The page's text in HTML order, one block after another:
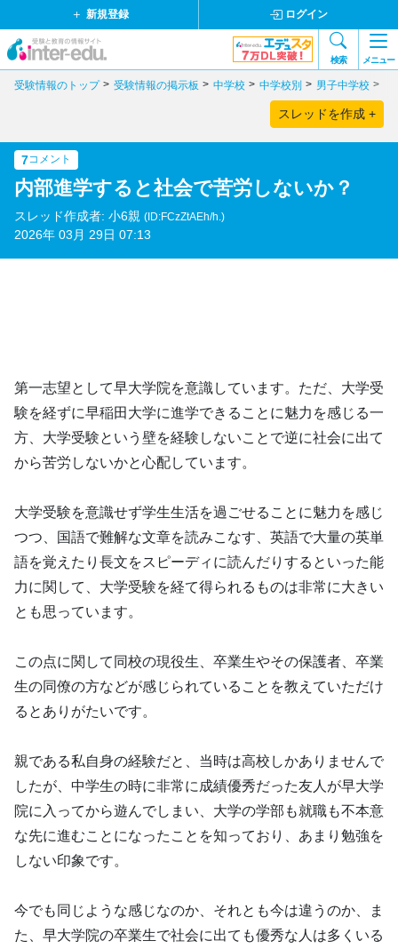
新規登録 ログイン
検索 メニュー
受験情報のトップ 受験情報の掲示板 中学校 中学校別 男子中学校
スレッドを作成 +
7コメント
内部進学すると社会で苦労しないか？
スレッド作成者: 小6親 (ID:FCzZtAEh/h.)
2026年 03月 29日 07:13
第一志望として早大学院を意識しています。ただ、大学受
験を経ずに早稲田大学に進学できることに魅力を感じる一
方、大学受験という壁を経験しないことで逆に社会に出て
から苦労しないかと心配しています。
大学受験を意識せず学生生活を過ごせることに魅力を感じ
つつ、国語で難解な文章を読みこなす、英語で大量の英単
語を覚えたり長文をスピーディに読んだりするといった能
力に関して、大学受験を経て得られるものは非常に大きい
とも思っています。
この点に関して同校の現役生、卒業生やその保護者、卒業
生の同僚の方などが感じられていることを教えていただけ
るとありがたいです。
親である私自身の経験だと、当時は高校しかありませんで
したが、中学生の時に非常に成績優秀だった友人が早大学
院に入ってから遊んでしまい、大学の学部も就職も不本意
な先に進むことになったことを知っており、あまり勉強を
しない印象です。
今でも同じような感じなのか、それとも今は違うのか、ま
た、早大学院の卒業生で社会に出ても優秀な人は多くいる